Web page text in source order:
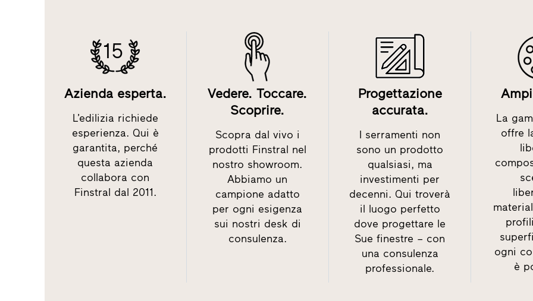
15
Azienda esperta.
L’edilizia richiede
esperienza. Qui è
garantita, perché
questa azienda
collabora con
Finstral dal 2011.
Vedere. Toccare.
Scoprire.
Scopra dal vivo i
prodotti Finstral nel
nostro showroom.
Abbiamo un
campione adatto
per ogni esigenza
sui nostri desk di
consulenza.
Progettazione
accurata.
I serramenti non
sono un prodotto
qualsiasi, ma
investimenti per
decenni. Qui troverà
il luogo perfetto
dove progettare le
Sue finestre – con
una consulenza
professionale.
La
offre
ogni
è